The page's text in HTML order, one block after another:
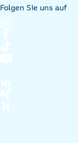
Folgen Sie uns auf